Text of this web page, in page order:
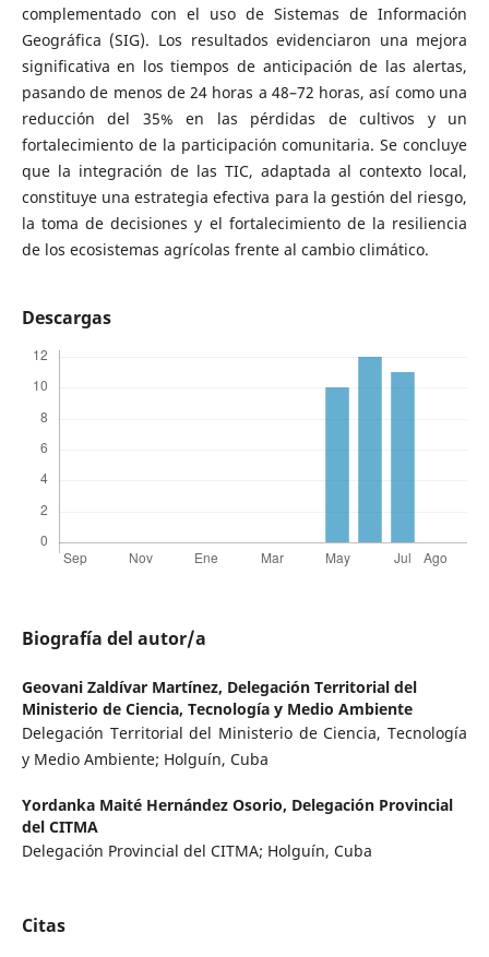
complementado con el uso de Sistemas de Información
Geográfica (SIG). Los resultados evidenciaron una mejora
significativa en los tiempos de anticipación de las alertas,
pasando de menos de 24 horas a 48–72 horas, así como una
reducción del 35% en las pérdidas de cultivos y un
fortalecimiento de la participación comunitaria. Se concluye
que la integración de las TIC, adaptada al contexto local,
constituye una estrategia efectiva para la gestión del riesgo,
la toma de decisiones y el fortalecimiento de la resiliencia
de los ecosistemas agrícolas frente al cambio climático.
Descargas
Biografía del autor/a
Geovani Zaldívar Martínez, Delegación Territorial del
Ministerio de Ciencia, Tecnología y Medio Ambiente
Delegación Territorial del Ministerio de Ciencia, Tecnología
y Medio Ambiente; Holguín, Cuba
Yordanka Maité Hernández Osorio, Delegación Provincial
del CITMA
Delegación Provincial del CITMA; Holguín, Cuba
Citas